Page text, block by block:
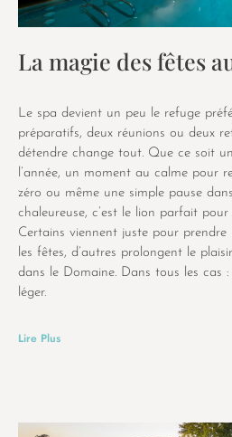
La magie des fêtes
Le spa devient un peu le refuge
préparatifs, deux réunions ou deux
détendre change tout. Que ce soit
l’année, un moment au calme pour
zéro ou même une simple pause
chaleureuse, c’est le lion parfait
Certains viennent juste pour
les fêtes, d’autres prolongent le
dans le Domaine. Dans tous les cas
léger.
Lire Plus